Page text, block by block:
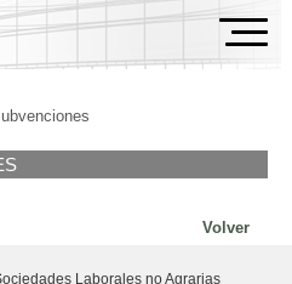
Volver
Laborales no Agrarias